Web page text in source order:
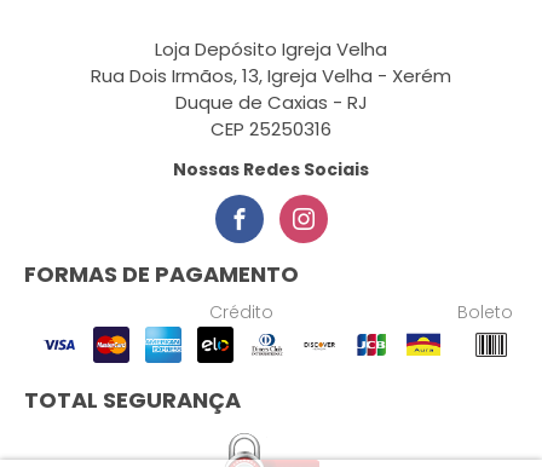
Loja Depósito Igreja Velha
Rua Dois Irmãos, 13, Igreja Velha - Xerém
Duque de Caxias - RJ
CEP 25250316
Nossas Redes Sociais
FORMAS DE PAGAMENTO
Crédito Boleto
TOTAL SEGURANÇA